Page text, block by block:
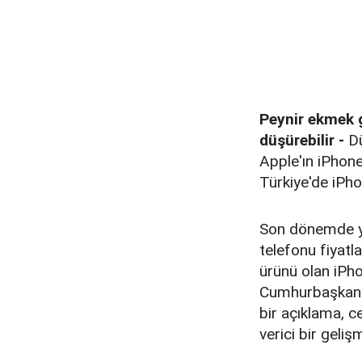
Peynir ekmek
düşürebilir -
Apple'ın
Türkiye'de
Son dönemde
telefonu
ürünü olan
bir açıklama,
verici bir